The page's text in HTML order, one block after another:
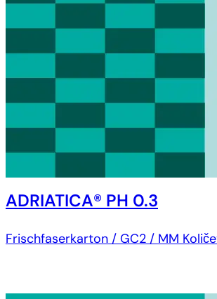
ADRIATICA® PH 0.3
Frischfaserkarton / GC2 / MM